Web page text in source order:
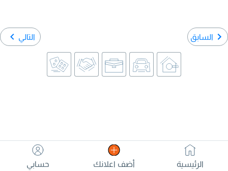
السابق التالي
الرئيسية أضف اعلانك حسابي